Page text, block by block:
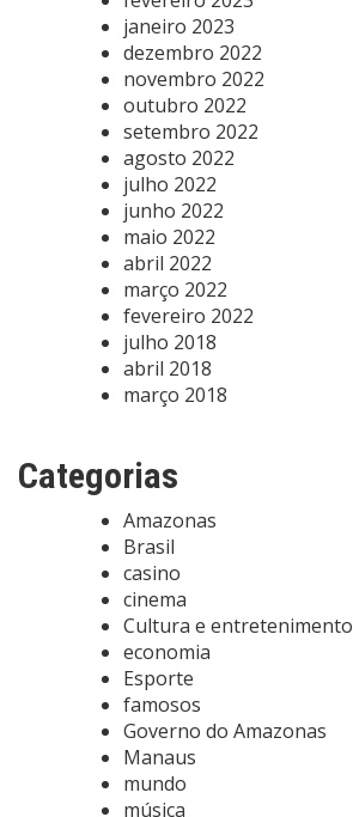
janeiro 2023
dezembro 2022
novembro 2022
outubro 2022
setembro 2022
agosto 2022
julho 2022
junho 2022
maio 2022
abril 2022
março 2022
fevereiro 2022
julho 2018
abril 2018
março 2018
Categorias
Amazonas
Brasil
casino
cinema
Cultura e entretenimento
economia
Esporte
famosos
Governo do Amazonas
Manaus
mundo
música